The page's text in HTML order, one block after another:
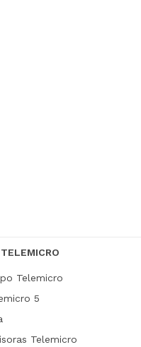
Telemicro
5
Telemicro